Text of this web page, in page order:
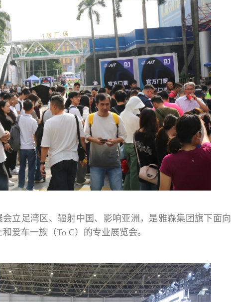
立足湾区、辐射中国、影响亚洲，是雅森集团旗下面向
爱车一族（To C）的专业展览会。